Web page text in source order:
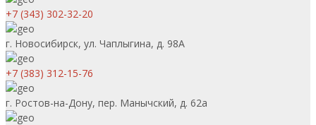
+7 (343) 302-32-20
г. Новосибирск, ул. Чаплыгина, д. 98А
+7 (383) 312-15-76
г. Ростов-на-Дону, пер. Манычский, д. 62а